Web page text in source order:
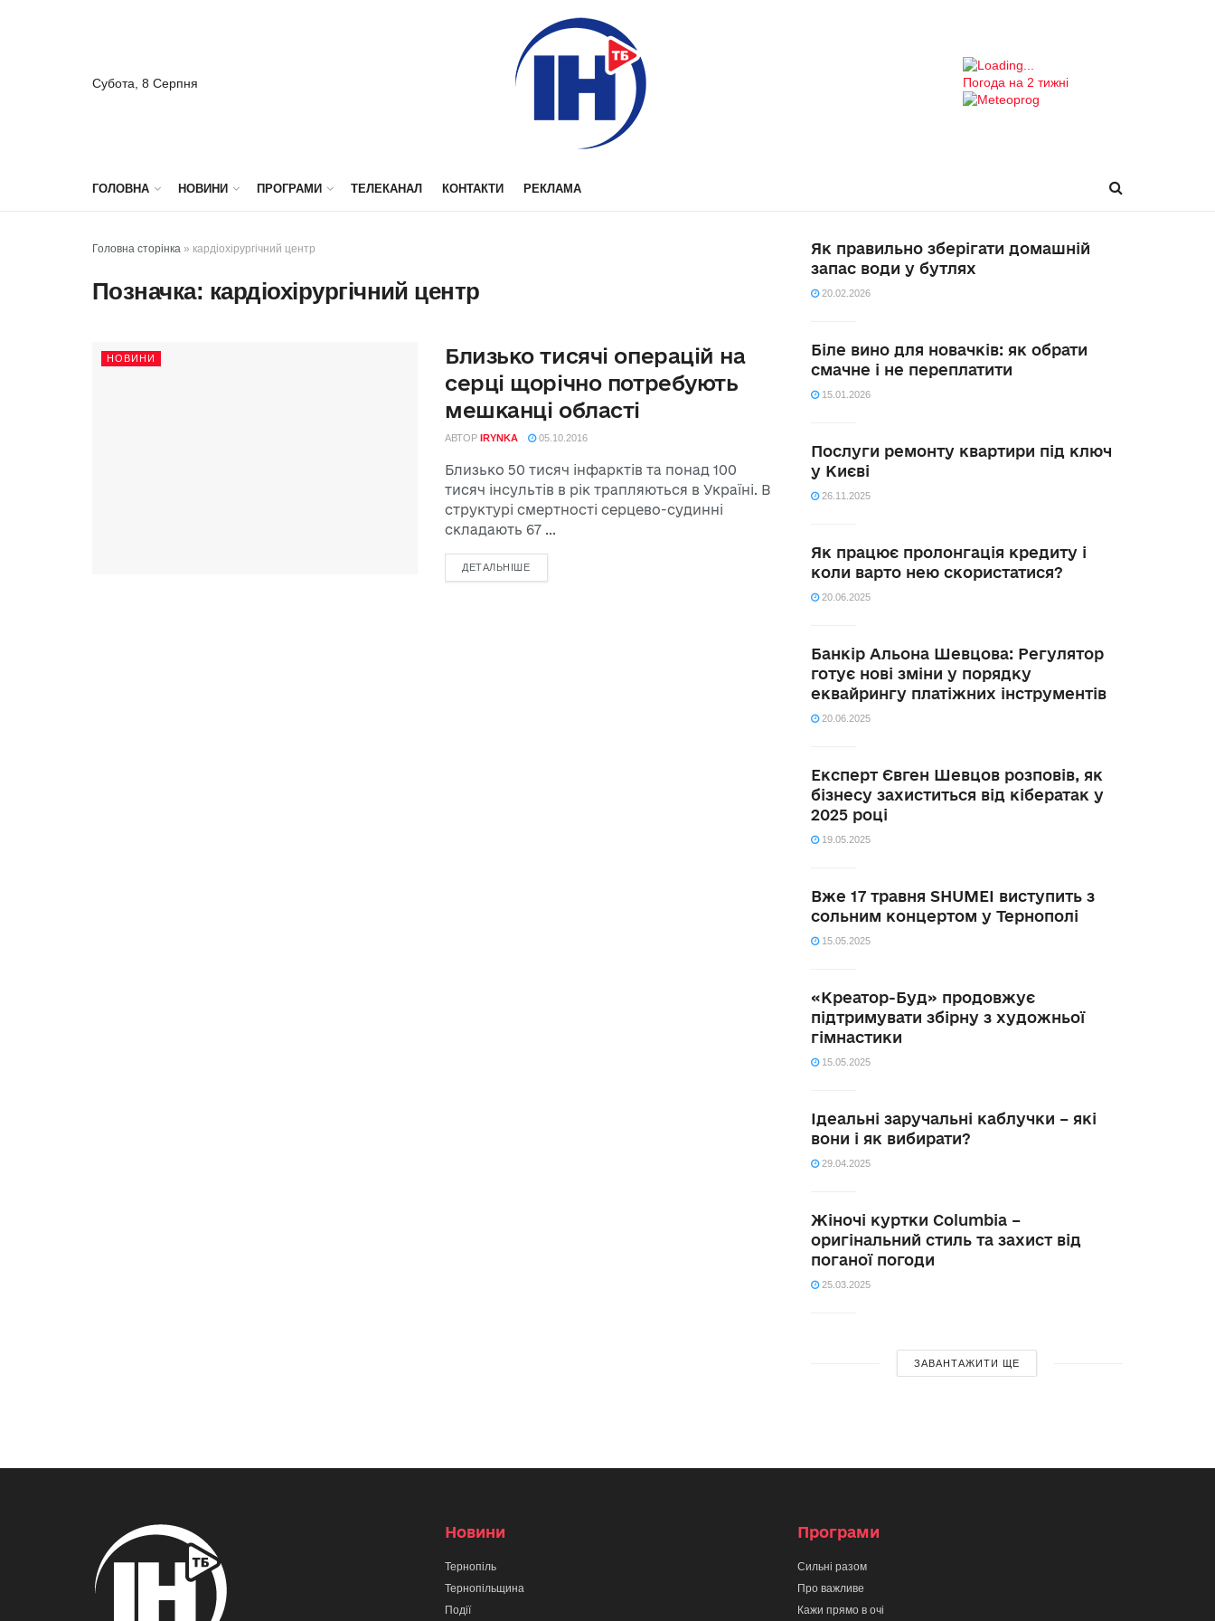
Субота, 8 Серпня Погода на 2 тижні
ГОЛОВНА НОВИНИ ПРОГРАМИ ТЕЛЕКАНАЛ КОНТАКТИ РЕКЛАМА
Головна сторінка » кардіохірургічний центр
Позначка: кардіохірургічний центр
НОВИНИ
Близько тисячі операцій на
серці щорічно потребують
мешканці області
АВТОР IRYNKA 05.10.2016
Близько 50 тисяч інфарктів та понад 100
тисяч інсультів в рік трапляються в Україні. В
структурі смертності серцево-судинні
складають 67 ...
ДЕТАЛЬНІШЕ
Як правильно зберігати домашній
запас води у бутлях
20.02.2026
Біле вино для новачків: як обрати
смачне і не переплатити
15.01.2026
Послуги ремонту квартири під ключ
у Києві
26.11.2025
Як працює пролонгація кредиту і
коли варто нею скористатися?
20.06.2025
Банкір Альона Шевцова: Регулятор
готує нові зміни у порядку
еквайрингу платіжних інструментів
20.06.2025
Експерт Євген Шевцов розповів, як
бізнесу захиститься від кібератак у
2025 році
19.05.2025
Вже 17 травня SHUMEI виступить з
сольним концертом у Тернополі
15.05.2025
«Креатор-Буд» продовжує
підтримувати збірну з художньої
гімнастики
15.05.2025
Ідеальні заручальні каблучки – які
вони і як вибирати?
29.04.2025
Жіночі куртки Columbia –
оригінальний стиль та захист від
поганої погоди
25.03.2025
ЗАВАНТАЖИТИ ЩЕ
Новини
Тернопіль
Тернопільщина
Події
Програми
Сильні разом
Про важливе
Кажи прямо в очі